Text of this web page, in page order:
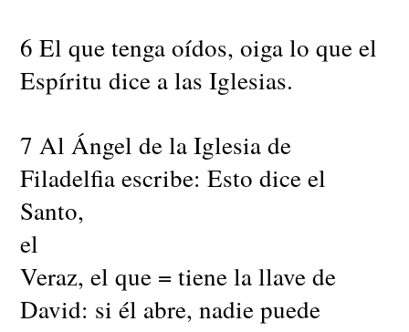
6 El que tenga oídos, oiga lo que el
Espíritu dice a las Iglesias.
7 Al Ángel de la Iglesia de
Filadelfia escribe: Esto dice el
Santo,
el
Veraz, el que = tiene la llave de
David: si él abre, nadie puede